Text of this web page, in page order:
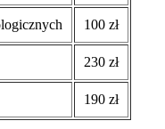
100 zł
230 zł
190 zł